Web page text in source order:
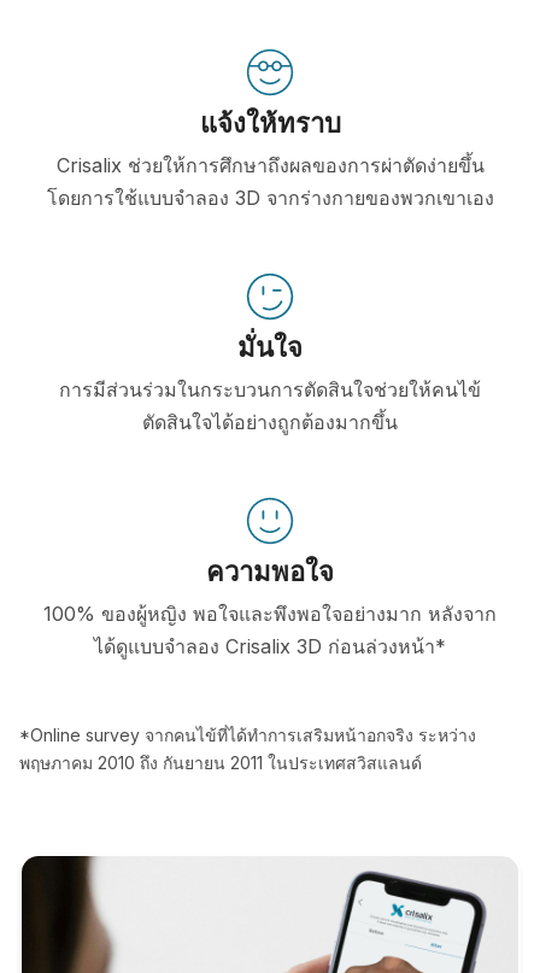
แจ้งให้ทราบ
Crisalix ช่วยให้การศึกษาถึงผลของการผ่าตัดง่ายขึ้น
โดยการใช้แบบจำลอง 3D จากร่างกายของพวกเขาเอง
มั่นใจ
การมีส่วนร่วมในกระบวนการตัดสินใจช่วยให้คนไข้
ตัดสินใจได้อย่างถูกต้องมากขึ้น
ความพอใจ
100% ของผู้หญิง พอใจและพึงพอใจอย่างมาก หลังจาก
ได้ดูแบบจำลอง Crisalix 3D ก่อนล่วงหน้า*
*Online survey จากคนไข้ที่ได้ทำการเสริมหน้าอกจริง ระหว่าง
พฤษภาคม 2010 ถึง กันยายน 2011 ในประเทศสวิสแลนด์